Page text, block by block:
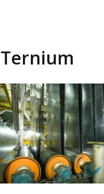
Ternium